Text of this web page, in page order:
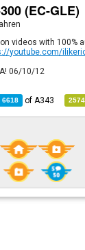
(EC-GLE)
videos with 100%
youtube.com/
06/10/12
6618 of A343